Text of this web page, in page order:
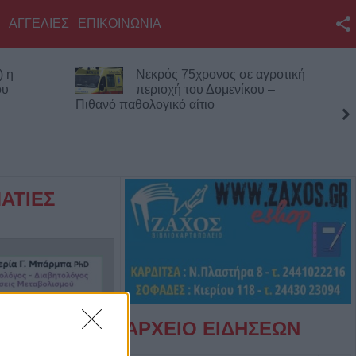
Twitter
RSS
Επικοινωνία με το
KarditsaLive.Net
ΑΓΓΕΛΙΕΣ ΕΠΙΚΟΙΝΩΝΙΑ
η
Νεκρός 75χρονος σε αγροτική
περιοχή του Δομενίκου –
Πιθανό παθολογικό αίτιο
ΑΡΧΕΙΟ ΕΙΔΗΣΕΩΝ